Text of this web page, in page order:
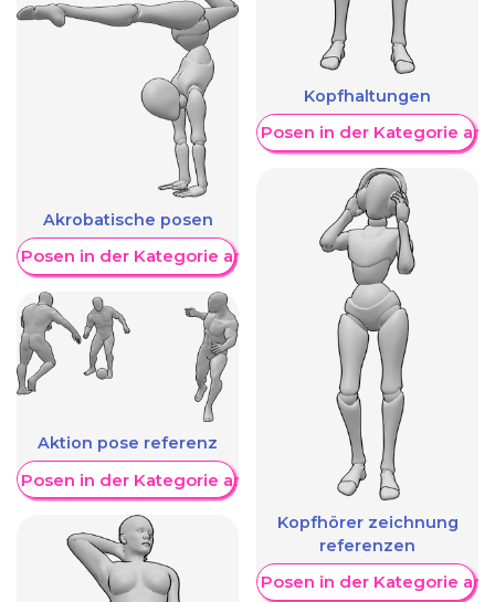
Akrobatische posen
Posen in der Kategorie anzeigen
Aktion pose referenz
Posen in der Kategorie anzeigen
Kopfhaltungen
Weitere Posen in der Kategorie
Kopfhörer zeichnung
referenzen
Weitere Posen in der Kategorie